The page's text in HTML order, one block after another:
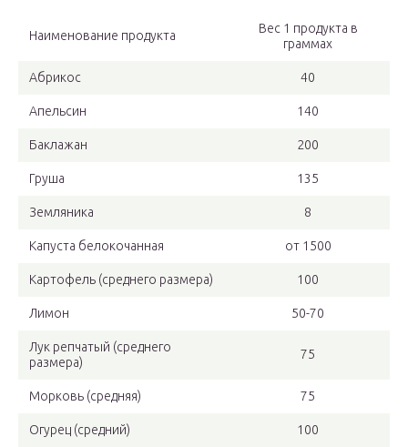
Наименование продукта
Вес 1 продукта в
граммах
Абрикос 40
Апельсин 140
Баклажан 200
Груша 135
Земляника 8
Капуста белокочанная от 1500
Картофель (среднего размера) 100
Лимон 50-70
Лук репчатый (среднего
размера)
75
Морковь (средняя) 75
Огурец (средний) 100